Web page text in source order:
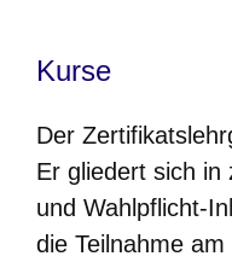
Kurse
Der
Er gliedert sich in
und Wahlpflicht-
die Teilnahme